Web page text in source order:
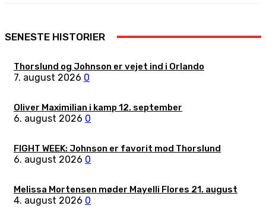
SENESTE HISTORIER
Thorslund og Johnson er vejet ind i Orlando
7. august 2026 0
Oliver Maximilian i kamp 12. september
6. august 2026 0
FIGHT WEEK: Johnson er favorit mod Thorslund
6. august 2026 0
Melissa Mortensen møder Mayelli Flores 21. august
4. august 2026 0